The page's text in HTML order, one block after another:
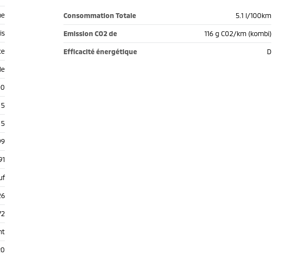
5
5
Consommation Totale 5.1 l/100km
Emission CO2 de 116 g C02/km (kombi)
Efficacité énergétique D